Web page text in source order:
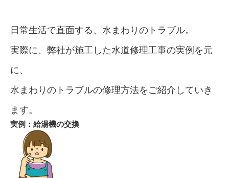
日常生活で直面する、水まわりのトラブル。
実際に、弊社が施工した水道修理工事の実例を元
に、
水まわりのトラブルの修理方法をご紹介していき
ます。
実例：給湯機の交換